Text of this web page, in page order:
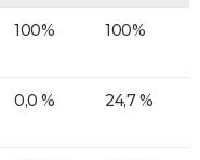
100% 100%
0,0 % 24,7 %